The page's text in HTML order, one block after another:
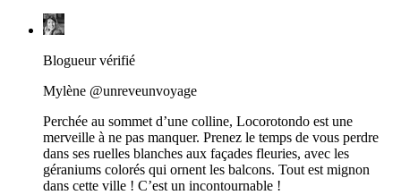
Blogueur vérifié
Mylène @unreveunvoyage
Perchée au sommet d’une colline, Locorotondo est une
merveille à ne pas manquer. Prenez le temps de vous perdre
dans ses ruelles blanches aux façades fleuries, avec les
géraniums colorés qui ornent les balcons. Tout est mignon
dans cette ville ! C’est un incontournable !